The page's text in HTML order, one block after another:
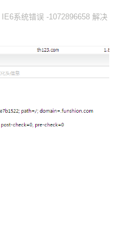
IE6系统错误 -1072896658 解决